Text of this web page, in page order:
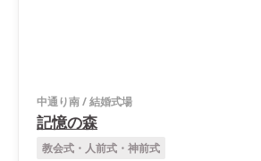
中通り南/結婚式場
記憶の森
教会式・人前式・神前式